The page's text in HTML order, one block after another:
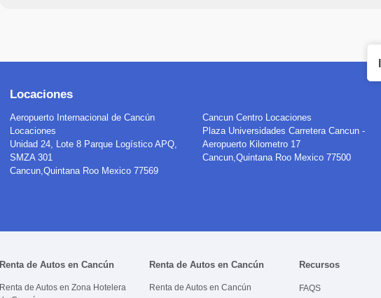
Locaciones
Aeropuerto Internacional de Cancún
Locaciones
Unidad 24, Lote 8 Parque Logístico APQ,
SMZA 301
Cancun,Quintana Roo Mexico 77569
Cancun CentroLocaciones
Plaza Universidades Carretera Cancun -
Aeropuerto Kilometro 17
Cancun,Quintana Roo Mexico 77500
Renta de Autos en Cancún
Renta de Autos en Zona Hotelera
Renta de Autos en Cancún
Renta de Autos en Cancún
Recursos
FAQS